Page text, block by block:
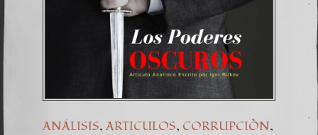
Dr.
ANÁLISIS, ARTICULOS, CORRUPCIÒN,